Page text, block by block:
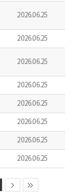
2026.06.25
2026.06.25
2026.06.25
2026.06.25
2026.06.25
2026.06.25
2026.06.25
2026.06.25